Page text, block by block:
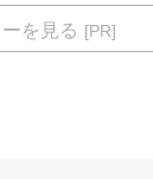
を見る [PR]